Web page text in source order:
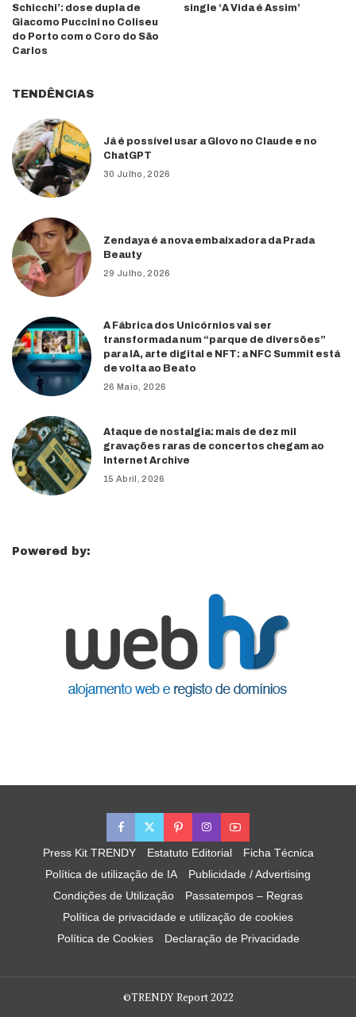
Schicchi’: dose dupla de
Giacomo Puccini no Coliseu
do Porto com o Coro do São
Carlos
single ‘A Vida é Assim’
TENDÊNCIAS
Já é possível usar a Glovo no Claude e no
ChatGPT
30 Julho, 2026
Zendaya é a nova embaixadora da Prada
Beauty
29 Julho, 2026
A Fábrica dos Unicórnios vai ser
transformada num “parque de diversões”
para IA, arte digital e NFT: a NFC Summit está
de volta ao Beato
26 Maio, 2026
Ataque de nostalgia: mais de dez mil
gravações raras de concertos chegam ao
Internet Archive
15 Abril, 2026
Powered by:
Press Kit TRENDY Estatuto Editorial
Ficha Técnica
Política de utilização de IA
Publicidade / Advertising
Condições de Utilização
Passatempos – Regras
Política de privacidade e utilização de cookies
Política de Cookies
Declaração de Privacidade
©TRENDY Report 2022